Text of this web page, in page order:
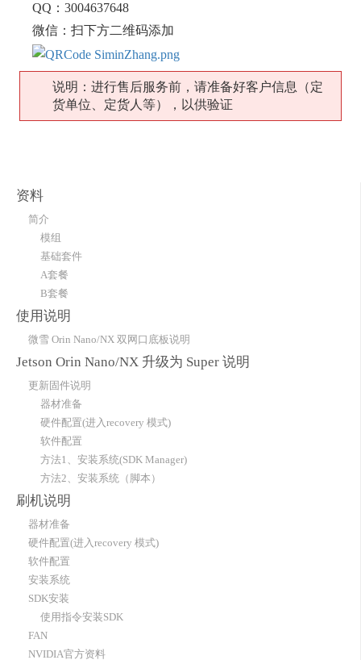
QQ：3004637648
微信：扫下方二维码添加
说明：进行售后服务前，请准备好客户信息（定
货单位、定货人等），以供验证
资料
简介
模组
基础套件
A套餐
B套餐
使用说明
微雪 Orin Nano/NX 双网口底板说明
Jetson Orin Nano/NX 升级为 Super 说明
更新固件说明
器材准备
硬件配置(进入recovery 模式)
软件配置
方法1、安装系统(SDK Manager)
方法2、安装系统（脚本）
刷机说明
器材准备
硬件配置(进入recovery 模式)
软件配置
安装系统
SDK安装
使用指令安装SDK
FAN
NVIDIA官方资料